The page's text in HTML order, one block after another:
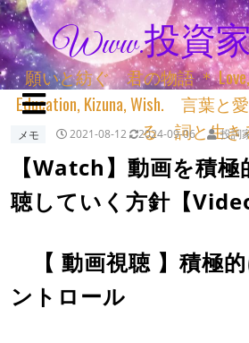
Www.投資
願いと紡ぐ 君の物語 ＊ Love,
Education, Kizuna, Wish. 言葉
る 詞と生き
メモ 2021-08-12 2024-09-06 投詞
【Watch】動画を積
聴していく方針【
【 動画視聴 】積極
ントロール